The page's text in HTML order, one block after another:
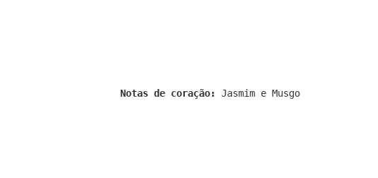
Notas de coração: Jasmim e Musgo